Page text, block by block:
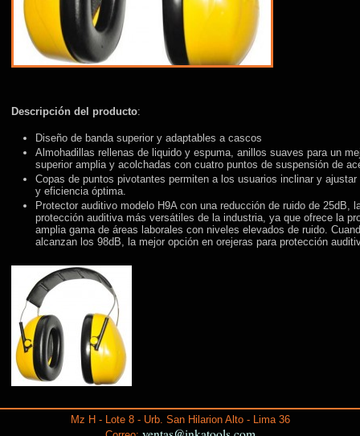
Descripción del producto:
Diseño de banda superior y adaptables a cascos
Almohadillas rellenas de liquido y espuma, anillos suaves para un
superior amplia y acolchadas con cuatro puntos de suspensión de
Copas de puntos pivotantes permiten a los usuarios inclinar y
y eficiencia óptima.
Protector auditivo modelo H9A con una reducción de ruido de 25dB,
protección auditiva más versátiles de la industria, ya que ofrece la
amplia gama de áreas laborales con niveles elevados de ruido.
alcanzan los 98dB, la mejor opción en orejeras para protección
Mz H - Lote 8 - Urb. San Hilarion Alto - Lima 36